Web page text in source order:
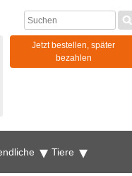
Jetzt bestellen, später
bezahlen
Tiere